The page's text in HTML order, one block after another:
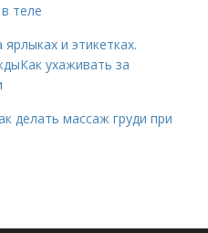
теле
и этикетках.
ухаживать за
делать массаж груди при